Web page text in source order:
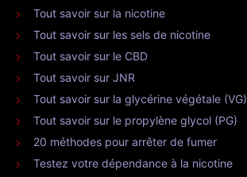
Tout savoir sur la nicotine
Tout savoir sur les sels de nicotine
Tout savoir sur le CBD
Tout savoir sur JNR
Tout savoir sur la glycérine végétale (VG)
Tout savoir sur le propylène glycol (PG)
20 méthodes pour arrêter de fumer
Testez votre dépendance à la nicotine